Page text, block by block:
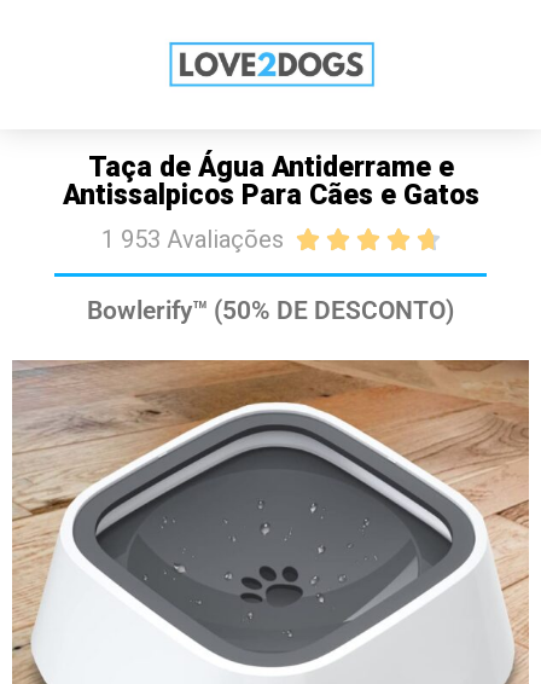
SALDOS: 50% DE DESCONTO HOJE
COMPRE JÁ
Taça de Água Antiderrame e
Antissalpicos Para Cães e Gatos
1 953 Avaliações     
Bowlerify™ (50% DE DESCONTO)